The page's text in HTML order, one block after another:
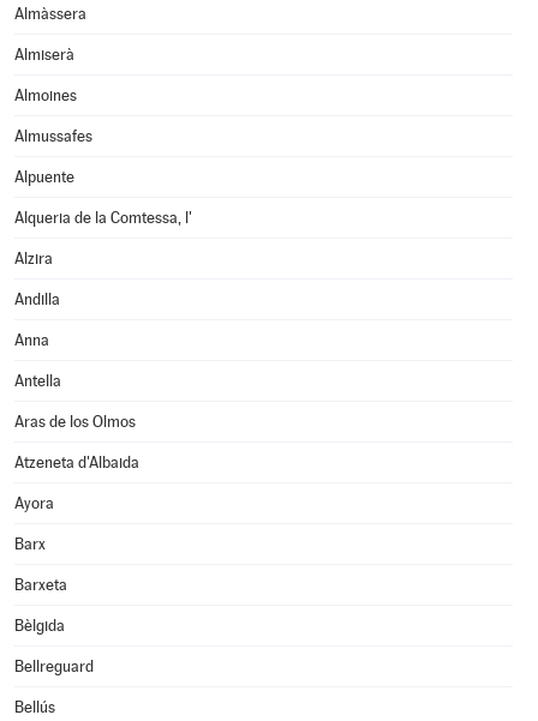
Almàssera
Almiserà
Almoines
Almussafes
Alpuente
Alqueria de la Comtessa, l'
Alzira
Andilla
Anna
Antella
Aras de los Olmos
Atzeneta d'Albaida
Ayora
Barx
Barxeta
Bèlgida
Bellreguard
Bellús